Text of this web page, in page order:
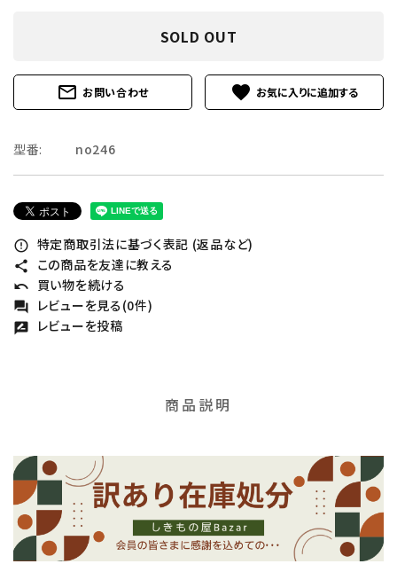
SOLD OUT
mail_outline お問い合わせ favorite
型番: no246
error_outline 特定商取引法に基づく表記 (返品など)
share この商品を友達に教える
undo 買い物を続ける
forum レビューを見る(0件)
rate_review レビューを投稿
商品説明